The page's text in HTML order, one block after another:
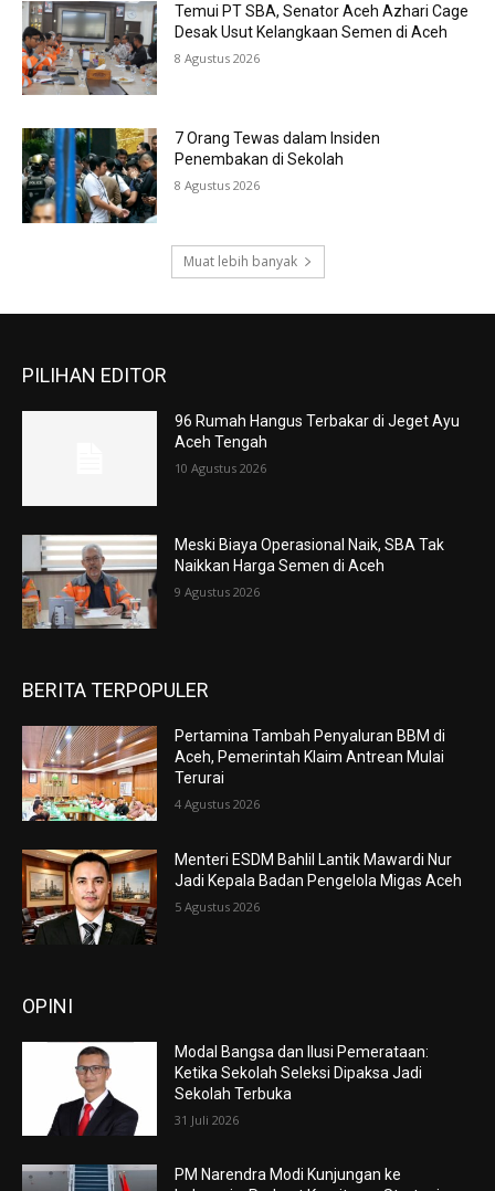
Temui PT SBA, Senator Aceh Azhari Cage
Desak Usut Kelangkaan Semen di Aceh
8 Agustus 2026
7 Orang Tewas dalam Insiden
Penembakan di Sekolah
8 Agustus 2026
Muat lebih banyak
PILIHAN EDITOR
96 Rumah Hangus Terbakar di Jeget Ayu
Aceh Tengah
10 Agustus 2026
Meski Biaya Operasional Naik, SBA Tak
Naikkan Harga Semen di Aceh
9 Agustus 2026
BERITA TERPOPULER
Pertamina Tambah Penyaluran BBM di
Aceh, Pemerintah Klaim Antrean Mulai
Terurai
4 Agustus 2026
Menteri ESDM Bahlil Lantik Mawardi Nur
Jadi Kepala Badan Pengelola Migas Aceh
5 Agustus 2026
OPINI
Modal Bangsa dan Ilusi Pemerataan:
Ketika Sekolah Seleksi Dipaksa Jadi
Sekolah Terbuka
31 Juli 2026
PM Narendra Modi Kunjungan ke